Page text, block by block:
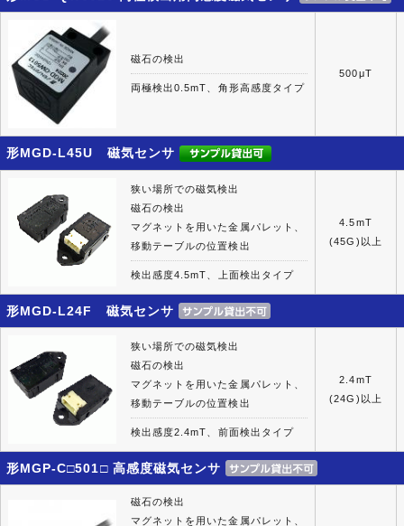
磁石の検出
両極検出0.5mT、角形高感度タイプ
500μT
形MGD-L45U 磁気センサ
狭い場所での磁気検出
磁石の検出
マグネットを用いた金属パレット、
移動テーブルの位置検出
検出感度4.5mT、上面検出タイプ
4.5mT
(45G)以上
形MGD-L24F 磁気センサ
狭い場所での磁気検出
磁石の検出
マグネットを用いた金属パレット、
移動テーブルの位置検出
検出感度2.4mT、前面検出タイプ
2.4mT
(24G)以上
形MGP-C□501□ 高感度磁気センサ
磁石の検出
マグネットを用いた金属パレット、